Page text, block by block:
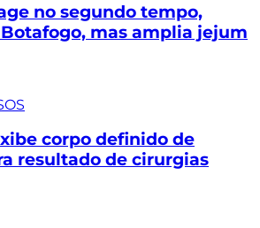
no segundo tempo,
mas amplia jejum
corpo definido de
resultado de cirurgias